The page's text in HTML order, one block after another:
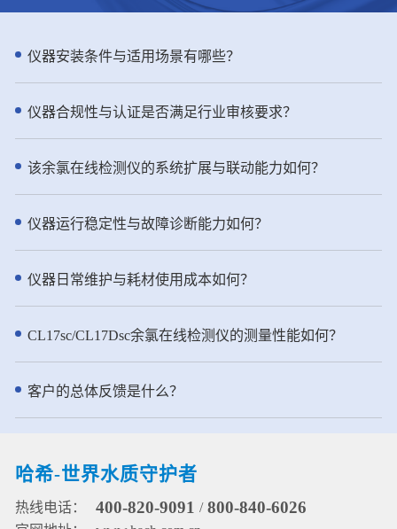
NH6000sc 提供可靠的测量，具备
自动校准、验证和清洁功能。通过
线数据和实验室数据之间的一致
性。预测性诊断和支持性维护工作
坚固且轻便的集成过滤选项 集成
FX610 过滤系统和更坚固的 FX620
和流量检测功能。这些功能确保了
可靠的性能和减少的操作接触点。
行情况确保测量数据稳定可靠。 ●
半年一次维护，省时省力
维护频率减少到每年仅两次。该仪
器以效率为核心设计，流线型结构
标准清洁模式下，试剂的更换时间
可延长至半年一次。
运维成本与非计划停机。 工业级防
子等行业标配监测设备。 用数据保
障系统安全，用专业降低运行成本
测定仪，更稳、更准、更省钱。
极间产生电流回路，在恒定条件
比。 ● 浊度测量：水样进入浊度腔
体，探测头发射一束光垂直射入水
样，当光线遇到水样中的悬浮颗粒
而产生散射，浸没在水中的光电检
测器检测到与入射光中心线成90°方
向的散射光，散射光强与水样的浊
度成正比，从而通过检测90°的散射
光强实现浊度测量。水样进入浊度
仪先要流经气泡捕集器的层层折流
板，进入浊度测量腔体然后从溢流
口溢出进入排水管道。该去泡系统
使水样中的气泡被吸附到折流系统
的各个表面，或者随着水缓慢流动
上升到水面并释放到大气中。 ● pH
测量：pH电极由两部分组成：指示
电极和参比电极。pH测量是通过测
量指示和参比电极之间的电位来实
现的。pH电极在接触溶液时，其玻
璃膜上会形成一随pH变化而变化的
电势，且该电势需另一个恒定的电
势来进行比较。参比电极就是用来
水样温度进行pH测量值补偿。 ●
行电子吸收或释放完成，参比电极
标方法GB 11893-89以及哈希总磷
果的准确性和可靠性。 - 应用行
业： 总磷在线监测仪用于污染源监
测（包括市政污水进口、排口；工
业污水排口）；工业过程用水监
测；地表水监测；养殖尾水监测，
近岸海域监测等多种场合。 - 仪器
特点： ● 创新技术：传承NT6800
总氮水质在线自动监测仪实用新型
专利，采用了两项实用新型专利技
术，进一步强化了其水质分析的准
确性和可靠性。①第一项专利是用
于水质分析的消解加热装置(专利申
请号：2021230394898)，它为消解
单元提供了高效且稳定的加热环
境。②第二项专利涉及用于水质分
析的消解管、相关的加热装置及组
件(专利申请号：2021230394949)
为消解单元提供可靠保障，确保了
阀的一体化流路设计，确保精准进
料易于配制。 ● 一键清洗：便捷的
仪器安装条件与适用场景有哪些？
仪器合规性与认证是否满足行业审核要求？
该余氯在线检测仪的系统扩展与联动能力如何？
仪器运行稳定性与故障诊断能力如何？
仪器日常维护与耗材使用成本如何？
CL17sc/CL17Dsc余氯在线检测仪的测量性能如何？
客户的总体反馈是什么？
哈希-世界水质守护者
热线电话： 400-820-9091 / 800-840-6026